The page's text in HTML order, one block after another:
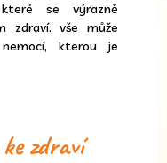
se výrazně
zdraví. vše může
kterou je
zdraví